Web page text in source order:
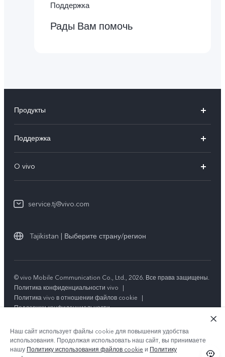
Поддержка
Рады Вам помочь
Продукты
V29 5G
V29
Y27s
Y02t
Y33s
Поддержка
Funtouch OS
IMEI аутентификация
Инструкции по гарантии vivo
O vivo
Пресс Центр
Центр конфиденциальности vivo
service.tj@vivo.com
Tajikistan | Выберите страну/регион
© vivo Mobile Communication Co., Ltd., 2026. Все права защищены.
Политика конфиденциальности vivo
|
Политика vivo в отношении файлов cookie
|
Поддержки конфиденциальности
Наш сайт использует файлы cookie для повышения удобства
использования. Продолжая использовать наш сайт, вы принимаете
нашу Политику использования файлов cookie и Политику